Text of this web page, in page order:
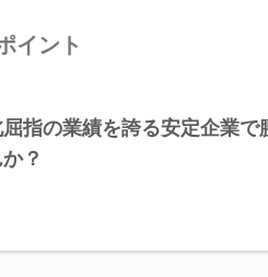
イント
指の業績を誇る安定企業で
？